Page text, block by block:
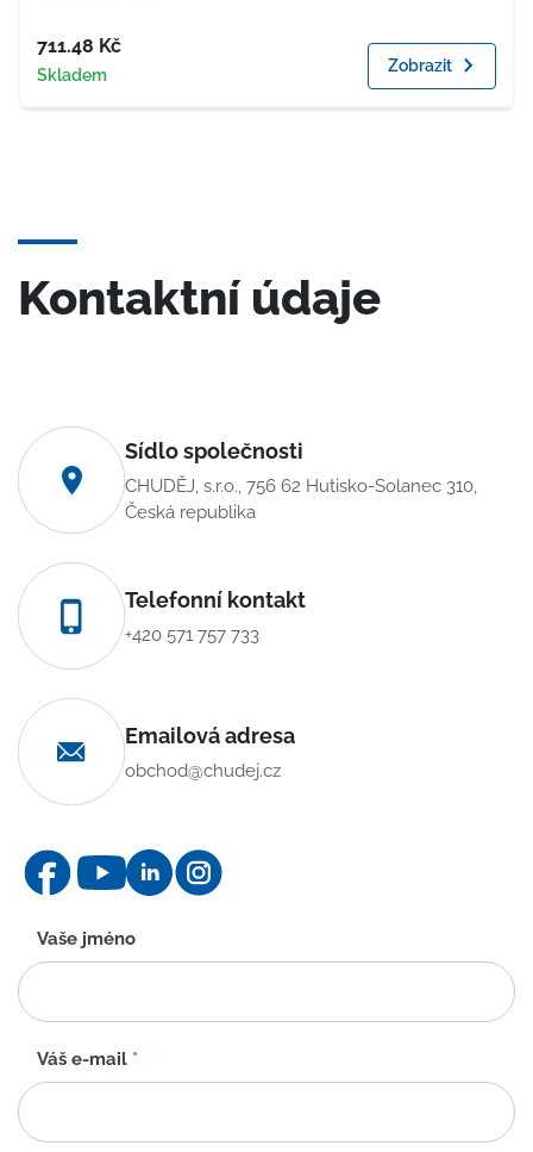
Cena
711.48 Kč
Dostupnost
Skladem Zobrazit
Kontaktní údaje
Sídlo společnosti
CHUDĚJ, s.r.o., 756 62 Hutisko-Solanec 310,
Česká republika
Telefonní kontakt
+420 571 757 733
Emailová adresa
obchod@chudej.cz
Kontaktní
formulář
-
CZ
Vaše jméno
Váš e-mail *